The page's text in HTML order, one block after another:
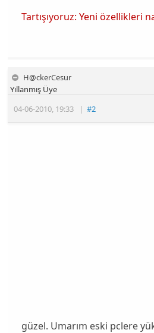
Tartışıyoruz: Yeni özellikleri
H@ckerCesur
04-06-2010, 19:33 |#2
Yıllanmış Üye
güzel. Umarım eski pclere